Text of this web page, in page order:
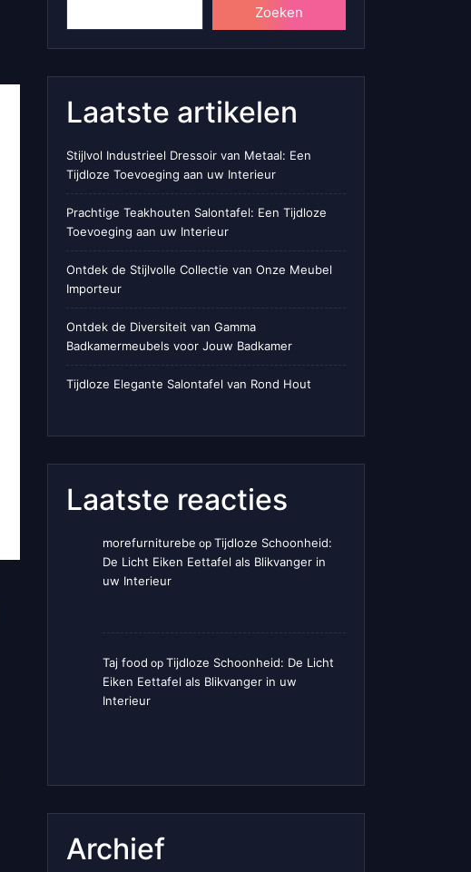
Zoeken
Laatste artikelen
Stijlvol Industrieel Dressoir van Metaal: Een
Tijdloze Toevoeging aan uw Interieur
Prachtige Teakhouten Salontafel: Een Tijdloze
Toevoeging aan uw Interieur
Ontdek de Stijlvolle Collectie van Onze Meubel
Importeur
Ontdek de Diversiteit van Gamma
Badkamermeubels voor Jouw Badkamer
Tijdloze Elegante Salontafel van Rond Hout
Laatste reacties
morefurniturebe op Tijdloze Schoonheid:
De Licht Eiken Eettafel als Blikvanger in
uw Interieur
Taj food op Tijdloze Schoonheid: De Licht
Eiken Eettafel als Blikvanger in uw
Interieur
Archief